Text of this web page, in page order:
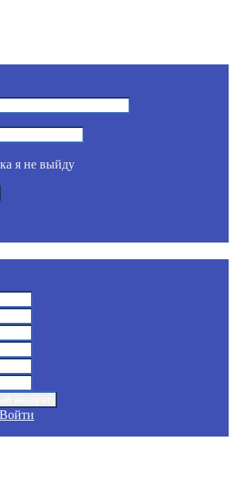
я не выйду
Войти